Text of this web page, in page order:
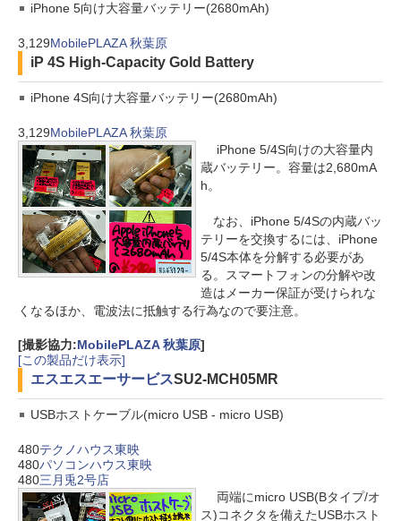
iPhone 5向け大容量バッテリー(2680mAh)
3,129MobilePLAZA 秋葉原
iP 4S High-Capacity Gold Battery
iPhone 4S向け大容量バッテリー(2680mAh)
3,129MobilePLAZA 秋葉原
iPhone 5/4S向けの大容量内
蔵バッテリー。容量は2,680mA
h。
なお、iPhone 5/4Sの内蔵バッ
テリーを交換するには、iPhone
5/4S本体を分解する必要があ
る。スマートフォンの分解や改
造はメーカー保証が受けられな
くなるほか、電波法に抵触する行為なので要注意。
[撮影協力:MobilePLAZA 秋葉原]
[この製品だけ表示]
エスエスエーサービスSU2-MCH05MR
USBホストケーブル(micro USB - micro USB)
480テクノハウス東映
480パソコンハウス東映
480三月兎2号店
両端にmicro USB(Bタイプ/オ
ス)コネクタを備えたUSBホスト